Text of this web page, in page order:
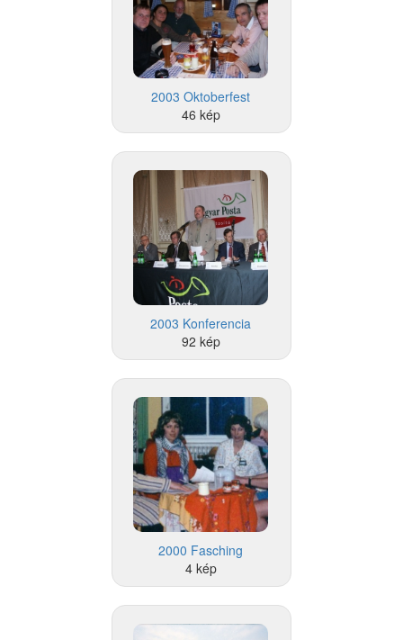
2003 Oktoberfest
46 kép
2003 Konferencia
92 kép
2000 Fasching
4 kép